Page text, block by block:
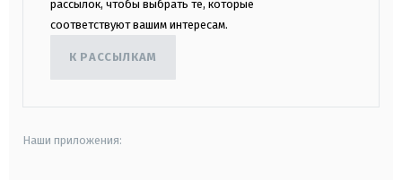
рассылок, чтобы выбрать те, которые
соответствуют вашим интересам.
К РАССЫЛКАМ
Наши приложения: